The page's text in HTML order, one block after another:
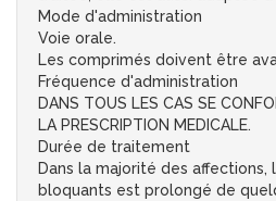
Mode d'administration
Voie orale.
Les comprimés doivent être
Fréquence d'administration
DANS TOUS LES CAS SE
LA PRESCRIPTION MEDICALE.
Durée de traitement
Dans la majorité des
bloquants est prolongé de